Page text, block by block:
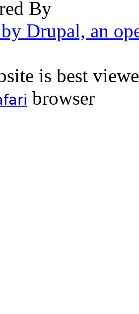
By
is best
browser